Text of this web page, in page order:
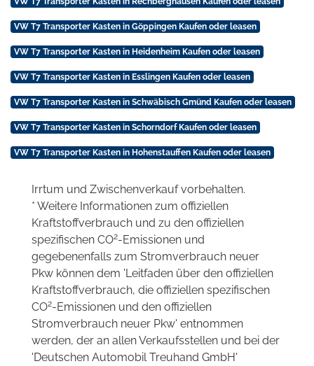
VW T7 Transporter Kasten in Göppingen Kaufen oder leasen
VW T7 Transporter Kasten in Heidenheim Kaufen oder leasen
VW T7 Transporter Kasten in Esslingen Kaufen oder leasen
VW T7 Transporter Kasten in Schwäbisch Gmünd Kaufen oder leasen
VW T7 Transporter Kasten in Schorndorf Kaufen oder leasen
VW T7 Transporter Kasten in Hohenstauffen Kaufen oder leasen
Irrtum und Zwischenverkauf vorbehalten.
* Weitere Informationen zum offiziellen
Kraftstoffverbrauch und zu den offiziellen
spezifischen CO2-Emissionen und
gegebenenfalls zum Stromverbrauch neuer
Pkw können dem 'Leitfaden über den offiziellen
Kraftstoffverbrauch, die offiziellen spezifischen
CO2-Emissionen und den offiziellen
Stromverbrauch neuer Pkw' entnommen
werden, der an allen Verkaufsstellen und bei der
'Deutschen Automobil Treuhand GmbH'